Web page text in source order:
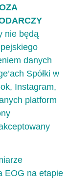
nie będą
danych
Spółki w
Instagram,
platform
EOG na etapie